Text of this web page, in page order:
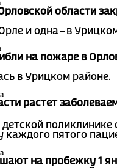
области
и одна – в
на пожаре в
в Урицком районе.
растет
детской поликлинике
каждого пятого
на пробежку 1